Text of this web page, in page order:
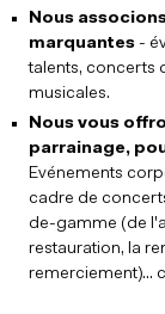
Nous
marquantes -
talents, concerts
musicales.
Nous vous
parrainage,
Evénements
cadre de
de-gamme (de
restauration, la
remerciement)...